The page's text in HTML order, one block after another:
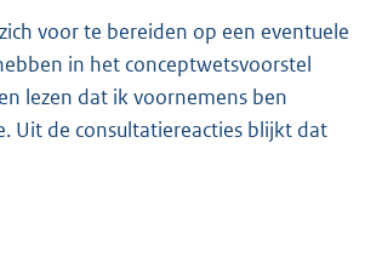
voor te bereiden op een eventuele
in het conceptwetsvoorstel
lezen dat ik voornemens ben
Uit de consultatiereacties blijkt dat